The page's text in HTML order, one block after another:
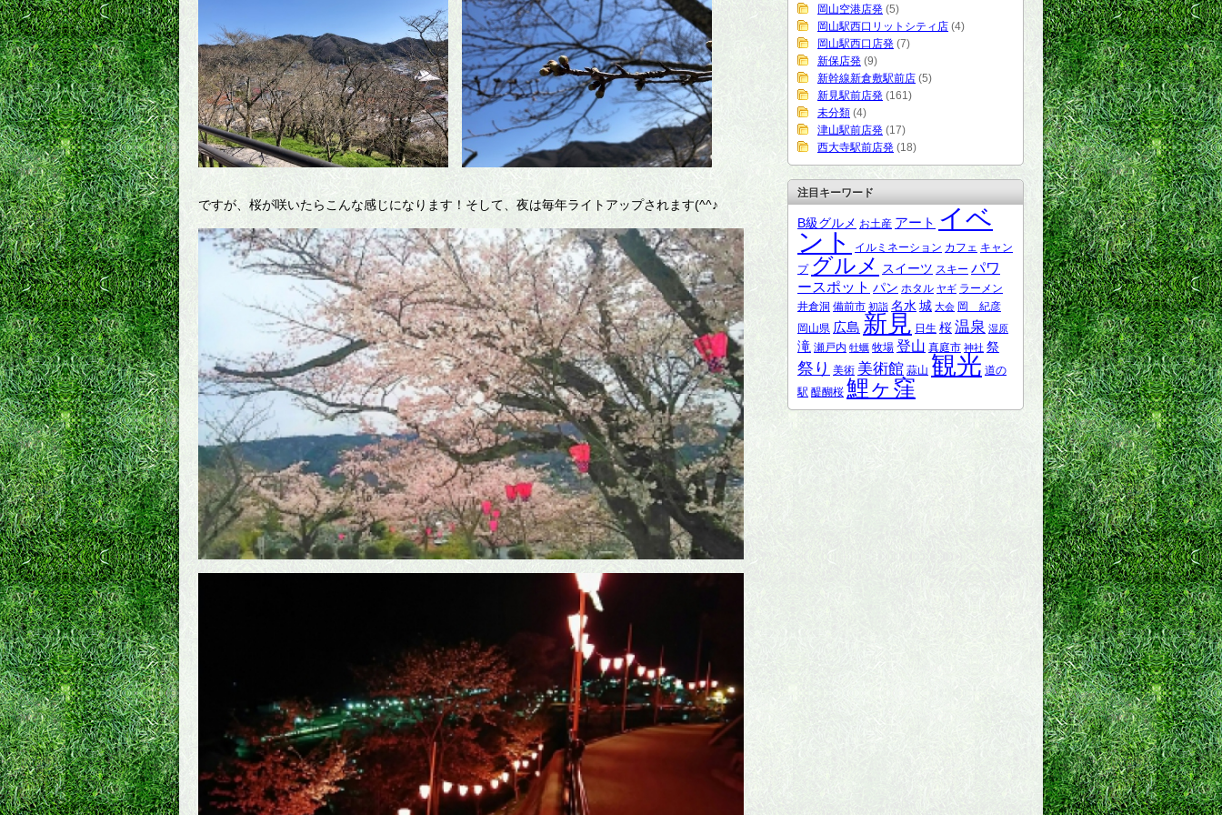
ですが、桜が咲いたらこんな感じになります！そして、夜は毎年ライトアップされます(^^♪
岡山空港店発 (5)
岡山駅西口リットシティ店 (4)
岡山駅西口店発 (7)
新保店発 (9)
新幹線新倉敷駅前店 (5)
新見駅前店発 (161)
未分類 (4)
津山駅前店発 (17)
西大寺駅前店発 (18)
注目キーワード
B級グルメ お土産 アート イベ
ント イルミネーション カフェ キャン
プ グルメ スイーツ スキー パワ
ースポット パン ホタル ヤギ ラーメン
井倉洞 備前市 初詣 名水 城 大会 岡 紀彦
岡山県 広島 新見 日生 桜 温泉 湿原
滝 瀬戸内 牡蠣 牧場 登山 真庭市 神社 祭
祭り 美術 美術館 蒜山 観光 道の
駅 醍醐桜 鯉ヶ窪